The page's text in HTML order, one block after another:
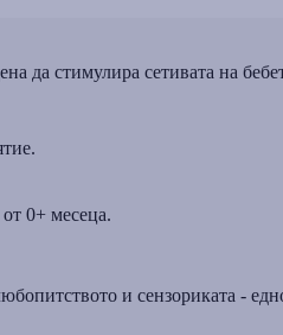
да стимулира сетивата на
0+ месеца.
и сензориката -